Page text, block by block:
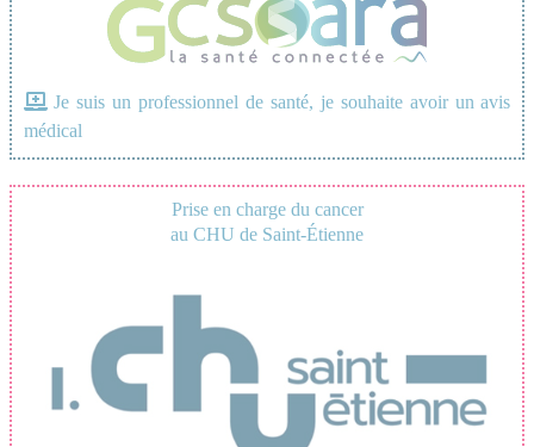
Je suis un professionnel de santé, je souhaite avoir un avis
médical
Prise en charge du cancer
au CHU de Saint-Étienne